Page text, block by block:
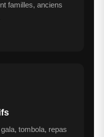
familles, anciens
tombola, repas